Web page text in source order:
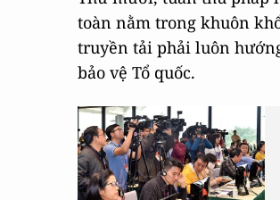
toàn nằm trong khuôn
truyền tải phải luôn
bảo vệ Tổ quốc.